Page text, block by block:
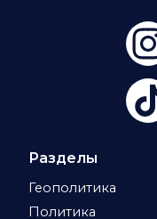
Разделы
Геополитика
Политика